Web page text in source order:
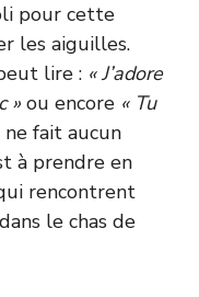
pour cette
les aiguilles.
lire : « J’adore
» ou encore « Tu
ne fait aucun
à prendre en
rencontrent
le chas de